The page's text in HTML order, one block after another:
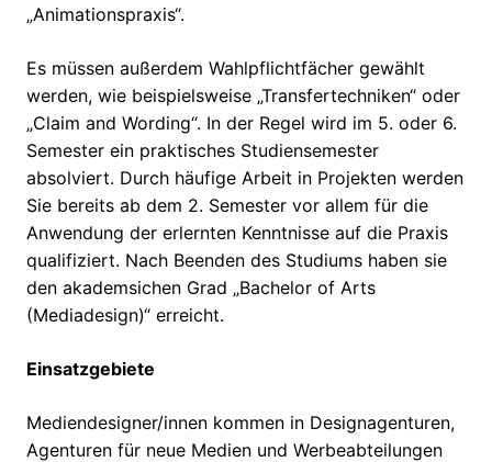
„Animationspraxis“.
Es müssen außerdem Wahlpflichtfächer gewählt
werden, wie beispielsweise „Transfertechniken“ oder
„Claim and Wording“. In der Regel wird im 5. oder 6.
Semester ein praktisches Studiensemester
absolviert. Durch häufige Arbeit in Projekten werden
Sie bereits ab dem 2. Semester vor allem für die
Anwendung der erlernten Kenntnisse auf die Praxis
qualifiziert. Nach Beenden des Studiums haben sie
den akademsichen Grad „Bachelor of Arts
(Mediadesign)“ erreicht.
Einsatzgebiete
Mediendesigner/innen kommen in Designagenturen,
Agenturen für neue Medien und Werbeabteilungen